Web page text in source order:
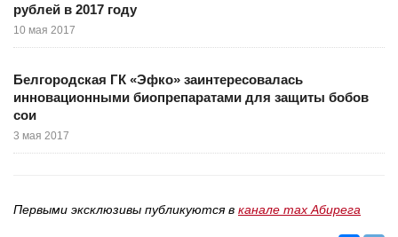
рублей в 2017 году
10 мая 2017
Белгородская ГК «Эфко» заинтересовалась
инновационными биопрепаратами для защиты бобов
сои
3 мая 2017
Первыми эксклюзивы публикуются в канале max Абирега